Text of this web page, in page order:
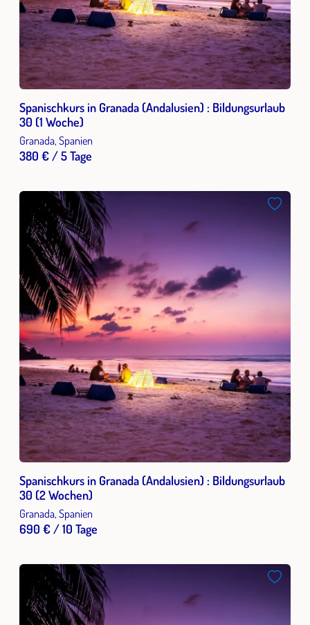
Spanischkurs in Granada (Andalusien) : Bildungsurlaub
30 (1 Woche)
Granada, Spanien
380 € / 5 Tage
Spanischkurs in Granada (Andalusien) : Bildungsurlaub
30 (2 Wochen)
Granada, Spanien
690 € / 10 Tage